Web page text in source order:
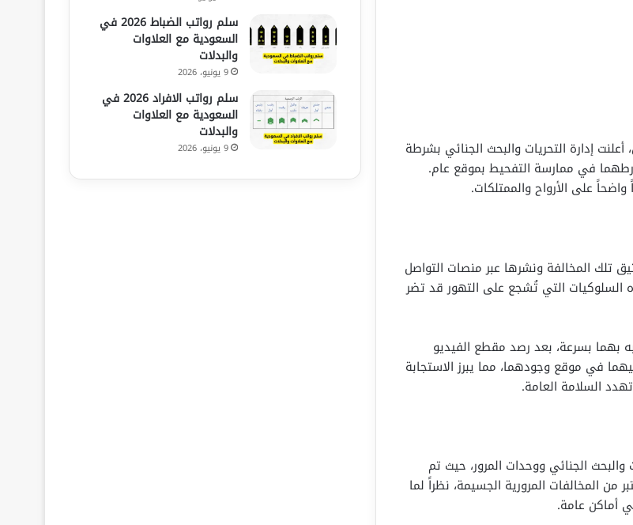
إدارة التحريات والبحث الجنائي بشرطة
في ممارسة التفحيط بموقع عام.
على الأرواح والممتلكات.
تلك المخالفة ونشرها عبر منصات التواصل
السلوكيات التي تُشجع على التهور قد تضر
بهما بسرعة، بعد رصد مقطع الفيديو
في موقع وجودهما، مما يبرز الاستجابة
السلامة العامة.
الجنائي ووحدات المرور، حيث تم
من المخالفات المرورية الجسيمة، نظراً لما
أماكن عامة.
سلم رواتب الضباط 2026 في
السعودية مع العلاوات
والبدلات
9 يونيو، 2026
سلم رواتب الافراد 2026 في
السعودية مع العلاوات
والبدلات
9 يونيو، 2026